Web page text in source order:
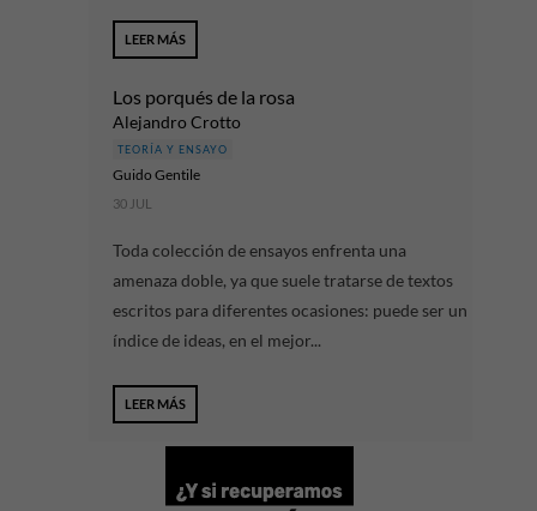
LEER MÁS
Los porqués de la rosa
Alejandro Crotto
TEORÍA Y ENSAYO
Guido Gentile
30 JUL
Toda colección de ensayos enfrenta una
amenaza doble, ya que suele tratarse de textos
escritos para diferentes ocasiones: puede ser un
índice de ideas, en el mejor...
LEER MÁS